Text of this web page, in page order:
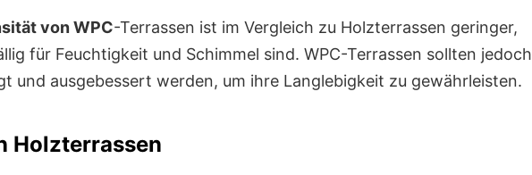
von WPC-Terrassen ist im Vergleich zu Holzterrassen geringer,
für Feuchtigkeit und Schimmel sind. WPC-Terrassen sollten jedoch
und ausgebessert werden, um ihre Langlebigkeit zu gewährleisten.
Holzterrassen